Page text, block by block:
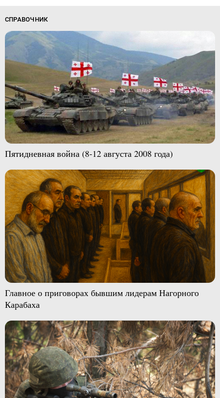
СПРАВОЧНИК
Пятидневная война (8-12 августа 2008 года)
Главное о приговорах бывшим лидерам Нагорного
Карабаха